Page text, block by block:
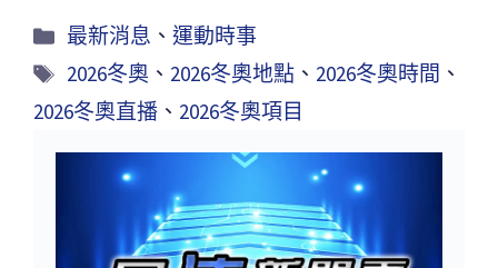
最新消息 、運動時事
2026冬奧 、 2026冬奧地點 、 2026冬奧時間 、
2026冬奧直播 、 2026冬奧項目